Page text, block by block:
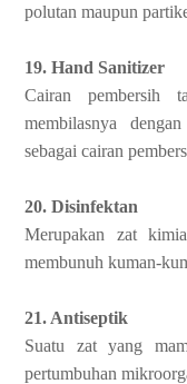
polutan maupun
19. Hand Sanitizer
Cairan pembersih
membilasnya
sebagai cairan
20. Disinfektan
Merupakan zat
membunuh kuman-
21. Antiseptik
Suatu zat yang
pertumbuhan